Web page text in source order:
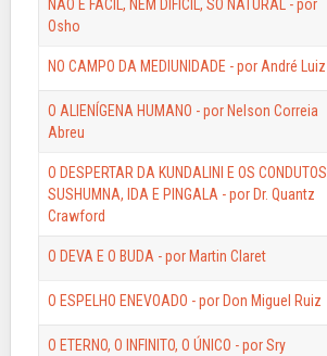
NÃO É FÁCIL, NEM DIFÍCIL, SÓ NATURAL - por
Osho
NO CAMPO DA MEDIUNIDADE - por André Luiz
O ALIENÍGENA HUMANO - por Nelson Correia
Abreu
O DESPERTAR DA KUNDALINI E OS CONDUTOS
SUSHUMNA, IDA E PINGALA - por Dr. Quantz
Crawford
O DEVA E O BUDA - por Martin Claret
O ESPELHO ENEVOADO - por Don Miguel Ruiz
O ETERNO, O INFINITO, O ÚNICO - por Sry